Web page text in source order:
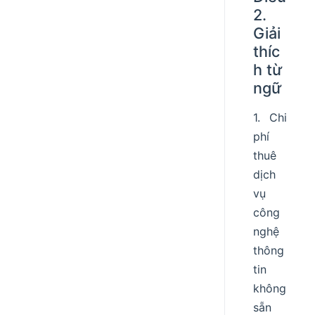
2.
Giải
thíc
h từ
ngữ
1. Chi
phí
thuê
dịch
vụ
công
nghệ
thông
tin
không
sẵn